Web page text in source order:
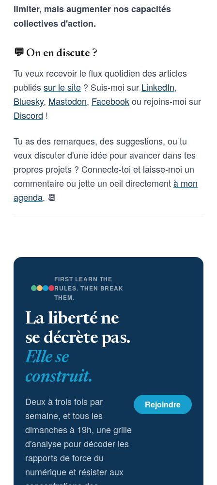
sur l’usage de l’IA pour la
surveillance de masse et les
limiter, mais augmenter nos capacités
collectives d'action.
💬 On en discute ?
Tu veux recevoir le flux quotidien des articles
publiéssur le site ? Suis-moi sur LinkedIn,
Bluesky, Mastodon, Facebookou rejoins-moi sur
Discord !
Tu as des remarques, des suggestions, ou tu
veux discuter d'une idée pour avancer dans tes
propres projets ? Connecte-toi et laisse-moi un
commentaire ou jette un oeil directementà mon
agenda. 📆
FIRST LEARN THE
RULES. THEN BREAK
THEM.
La liberté ne
se décrète pas.
Elle se
construit.
Deux à trois fois par
semaine, et tous les
dimanches à 19h, une grille
d'analyse pour décoder les
rapports de force du
numérique et résister aux
Rejoindre